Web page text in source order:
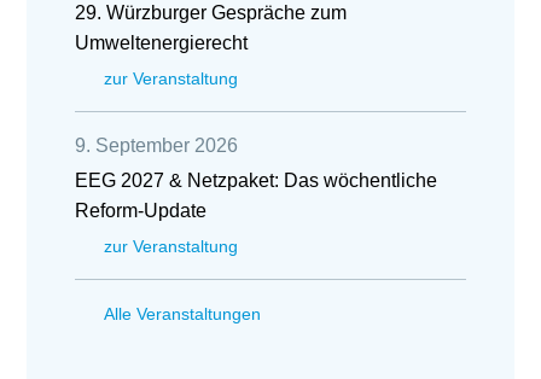
29. Würzburger Gespräche zum
Umweltenergierecht
zur Veranstaltung
9. September 2026
EEG 2027 & Netzpaket: Das wöchentliche
Reform-Update
zur Veranstaltung
Alle Veranstaltungen